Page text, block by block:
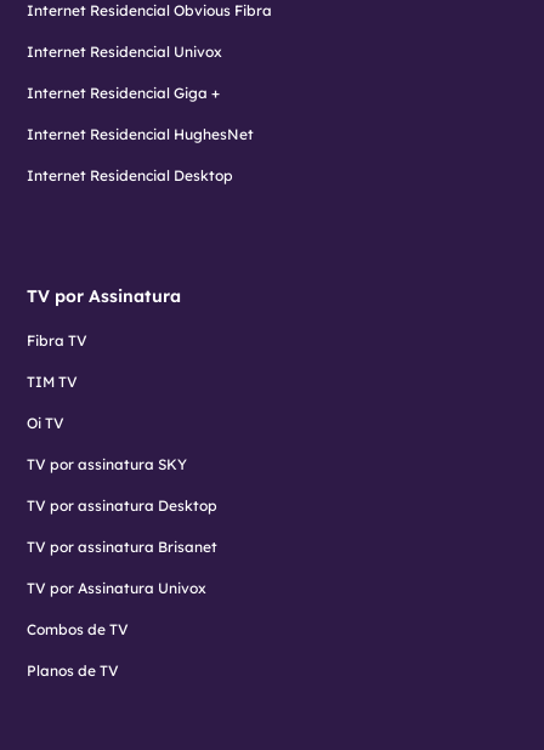
Internet Residencial Obvious Fibra
Internet Residencial Univox
Internet Residencial Giga +
Internet Residencial HughesNet
Internet Residencial Desktop
TV por Assinatura
Fibra TV
TIM TV
Oi TV
TV por assinatura SKY
TV por assinatura Desktop
TV por assinatura Brisanet
TV por Assinatura Univox
Combos de TV
Planos de TV